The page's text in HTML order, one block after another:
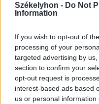
Székelyhon - Do Not
Information
If you wish to opt-out of
processing of your
targeted advertising by
section to confirm your
opt-out request is
interest-based ads based
us or personal
Hasznos
Impresszum